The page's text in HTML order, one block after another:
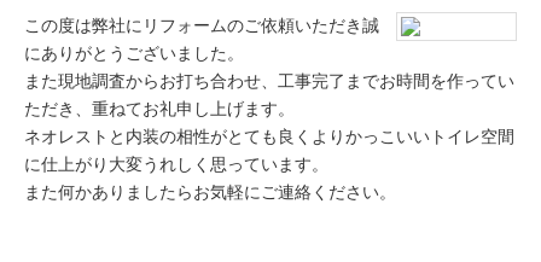
この度は弊社にリフォームのご依頼いただき誠
にありがとうございました。
また現地調査からお打ち合わせ、工事完了までお時間を作ってい
ただき、重ねてお礼申し上げます。
ネオレストと内装の相性がとても良くよりかっこいいトイレ空間
に仕上がり大変うれしく思っています。
また何かありましたらお気軽にご連絡ください。